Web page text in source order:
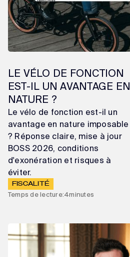
LE VÉLO DE FONCTION
EST-IL UN AVANTAGE EN
NATURE ?
Le vélo de fonction est-il un
avantage en nature imposable
? Réponse claire, mise à jour
BOSS 2026, conditions
d'exonération et risques à
éviter.
FISCALITÉ
Temps de lecture:4minutes